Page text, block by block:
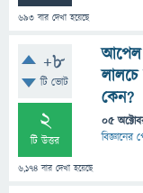
693 বার দেখা হয়েছে
+8
টি ভোট
2
টি উত্তর
6,174 বার দেখা হয়েছে
আপেল
কেন?
05
বিজ্ঞানের